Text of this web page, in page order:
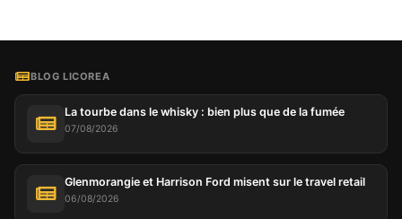
BLOG LICOREA
La tourbe dans le whisky : bien plus que de la fumée
07/08/2026
Glenmorangie et Harrison Ford misent sur le travel retail
06/08/2026